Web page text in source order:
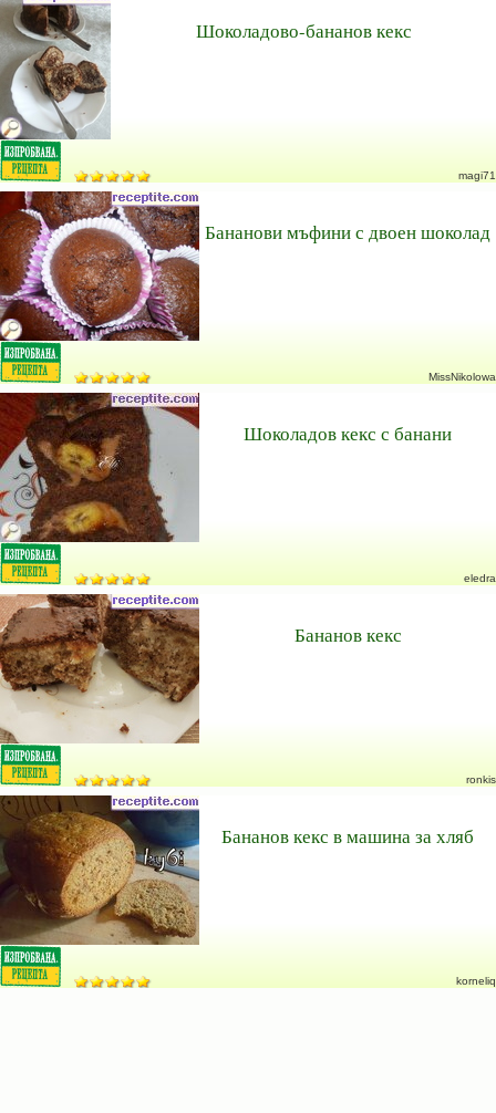
Шоколадово-бананов кекс
magi71
Бананови мъфини с двоен шоколад
MissNikolowa
Шоколадов кекс с банани
eledra
Бананов кекс
ronkis
Бананов кекс в машина за хляб
korneliq